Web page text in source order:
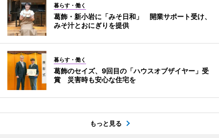
暮らす・働く
葛飾・新小岩に「みそ日和」 開業サポート受け、
みそ汁とおにぎりを提供
暮らす・働く
葛飾のセイズ、9回目の「ハウスオブザイヤー」受
賞 災害時も安心な住宅を
もっと見る